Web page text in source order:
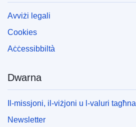
Avviżi legali
Cookies
Aċċessibbiltà
Dwarna
Il-missjoni, il-viżjoni u l-valuri tagħna
Newsletter